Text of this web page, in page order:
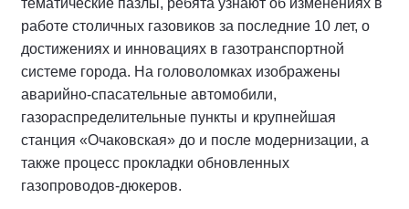
тематические пазлы, ребята узнают об изменениях в
работе столичных газовиков за последние 10 лет, о
достижениях и инновациях в газотранспортной
системе города. На головоломках изображены
аварийно-спасательные автомобили,
газораспределительные пункты и крупнейшая
станция «Очаковская» до и после модернизации, а
также процесс прокладки обновленных
газопроводов-дюкеров.